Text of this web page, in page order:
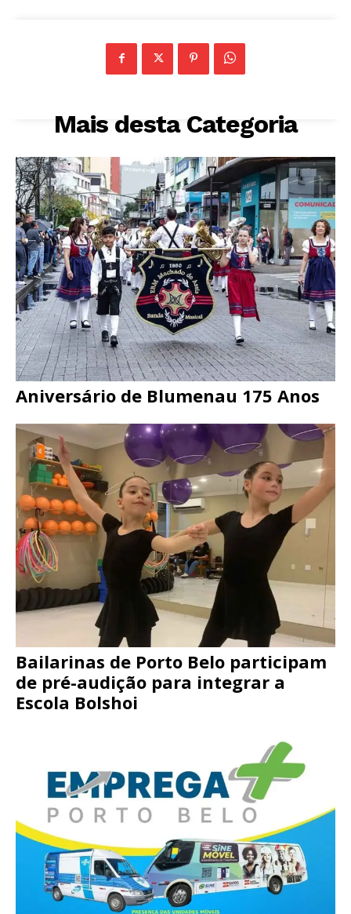
Mais desta Categoria
Aniversário de Blumenau 175 Anos
Bailarinas de Porto Belo participam
de pré-audição para integrar a
Escola Bolshoi